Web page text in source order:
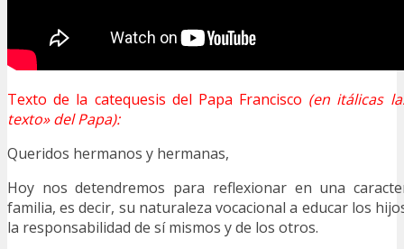
Texto de la catequesis del Papa Francisco (en itálicas
texto» del Papa):
Queridos hermanos y hermanas,
Hoy nos detendremos para reflexionar en una
familia, es decir, su naturaleza vocacional a educar los
la responsabilidad de sí mismos y de los otros.